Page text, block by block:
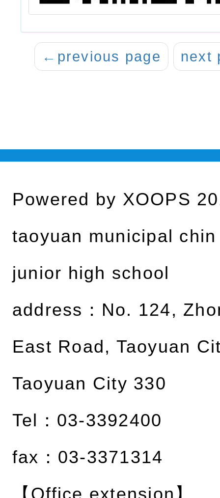
← previous page next
Powered by XOOPS
taoyuan municipal
junior high school
address： No. 124,
East Road, Taoyuan
Taoyuan City 330
Tel：03-3392400
fax：03-3371314